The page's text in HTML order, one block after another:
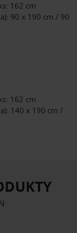
162 cm
90 x 190 cm / 90
162 cm
140 x 190 cm /